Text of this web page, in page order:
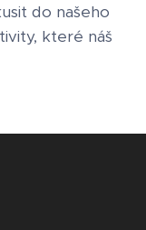
do našeho
které náš